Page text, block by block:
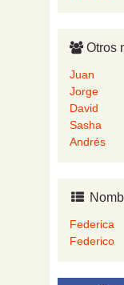
Otros
Juan
Jorge
David
Sasha
Andrés
Federica
Federico